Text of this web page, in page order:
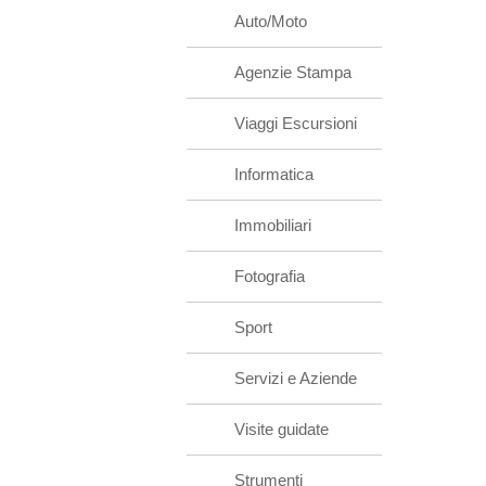
Auto/Moto
Agenzie Stampa
Viaggi Escursioni
Informatica
Immobiliari
Fotografia
Sport
Servizi e Aziende
Visite guidate
Strumenti